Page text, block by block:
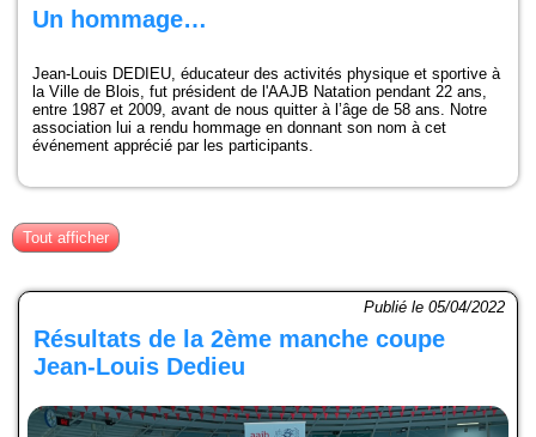
Le Club
Projet Club
Un hommage…
Jean-Louis DEDIEU, éducateur des activités physique et sportive à
la Ville de Blois, fut président de l'AAJB Natation pendant 22 ans,
entre 1987 et 2009, avant de nous quitter à l’âge de 58 ans. Notre
association lui a rendu hommage en donnant son nom à cet
événement apprécié par les participants.
Tout afficher
Résultats de la 2ème manche coupe
Jean-Louis Dedieu
Publié le 05/04/2022